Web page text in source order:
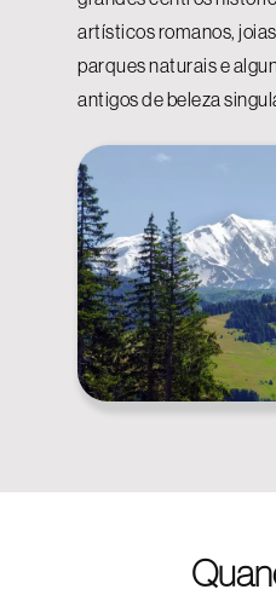
artísticos romanos,
parques naturais e
antigos de beleza